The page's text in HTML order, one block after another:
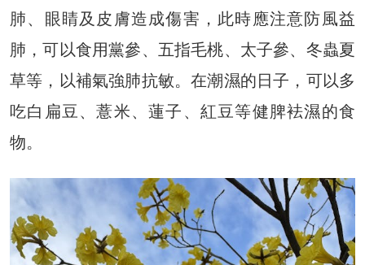
肺、眼睛及皮膚造成傷害，此時應注意防風益
肺，可以食用黨參、五指毛桃、太子參、冬蟲夏
草等，以補氣強肺抗敏。在潮濕的日子，可以多
吃白扁豆、薏米、蓮子、紅豆等健脾袪濕的食
物。